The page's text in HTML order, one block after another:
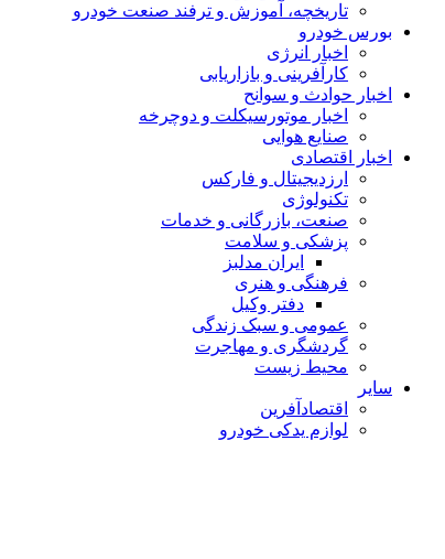
تاریخچه، آموزش و ترفند صنعت خودرو
بورس خودرو
اخبار انرژی
کارآفرینی و بازاریابی
اخبار حوادث و سوانح
اخبار موتورسیکلت و دوچرخه
صنایع هوایی
اخبار اقتصادی
ارزدیجیتال و فارکس
تکنولوژی
صنعت، بازرگانی و خدمات
پزشکی و سلامت
ایران مدلبز
فرهنگی و هنری
دفتر وکیل
عمومی و سبک زندگی
گردشگری و مهاجرت
محیط زیست
سایر
اقتصادآفرین
لوازم یدکی خودرو